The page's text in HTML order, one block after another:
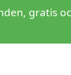
gratis